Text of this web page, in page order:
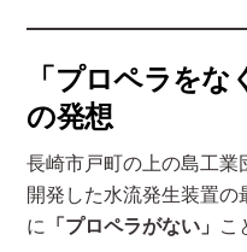
「プロペラを
の発想
長崎市戸町の上の島工業
開発した水流発生装置の
に 「プロペラがない」 こ